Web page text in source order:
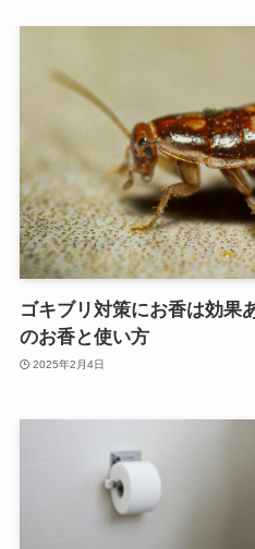
ゴキブリ対策にお香は効果
のお香と使い方
2025年2月4日